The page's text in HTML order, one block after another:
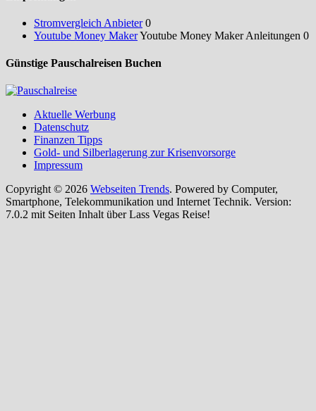
Stromvergleich Anbieter0
Youtube Money MakerYoutube Money Maker Anleitungen 0
Günstige Pauschalreisen Buchen
Aktuelle Werbung
Datenschutz
Finanzen Tipps
Gold- und Silberlagerung zur Krisenvorsorge
Impressum
Copyright © 2026 Webseiten Trends. Powered by Computer,
Smartphone, Telekommunikation und Internet Technik. Version:
7.0.2 mit Seiten Inhalt über Lass Vegas Reise!